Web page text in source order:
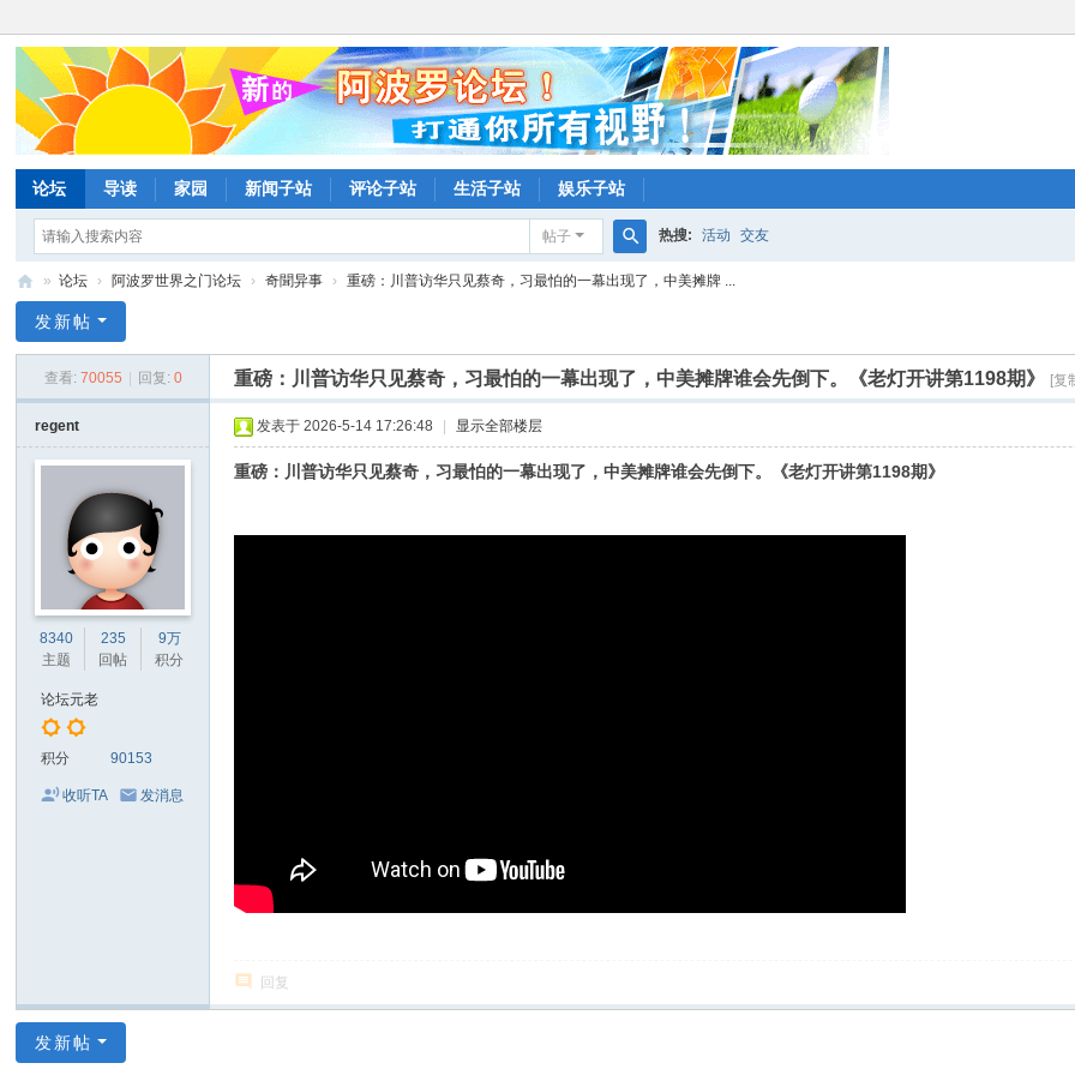
论坛 导读 家园 新闻子站 评论子站 生活子站 娱乐子站
帖子
搜
热搜: 活动 交友
波
网
» 论坛 › 阿波罗世界之门论坛 › 奇聞异事 › 重磅：川普访华只见蔡奇，习最怕的一幕出现了，中美摊牌 ...
发新帖
查看: 70055 回复: 0 重磅：川普访华只见蔡奇，习最怕的一幕出现了，中美摊牌谁会先倒下。《老灯开讲第1198期》 [复
regent
8340
主题
235
回帖
9万
积分
论坛元老
积分 90153
收听TA 发消息
发表于 2026-5-14 17:26:48 显示全部楼层
重磅：川普访华只见蔡奇，习最怕的一幕出现了，中美摊牌谁会先倒下。《老灯开讲第1198期》
回复
发新帖